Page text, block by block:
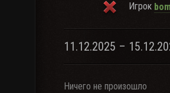
Игрок
11.12.2025 –
Ничего не произошло